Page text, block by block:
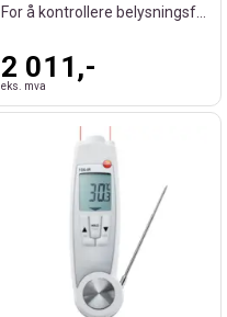
2 011,-
eks. mva